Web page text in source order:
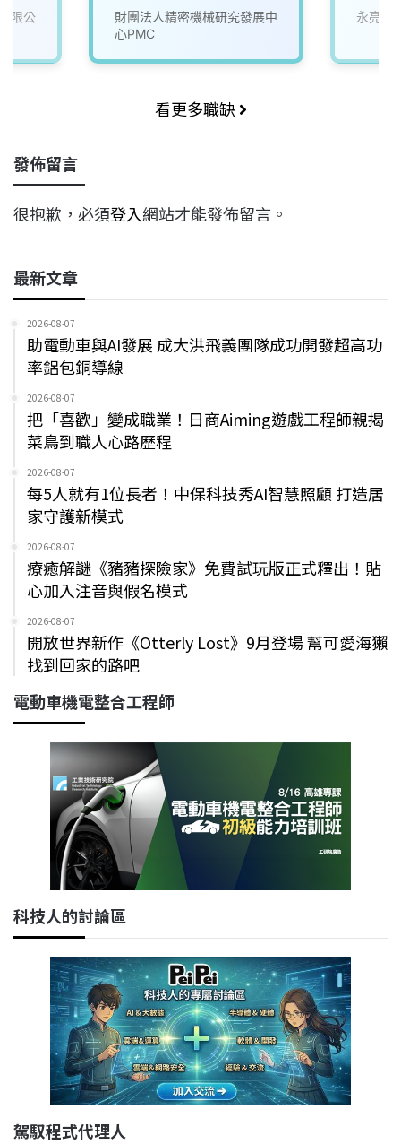
限公
財團法人精密機械研究發展中
心PMC
永亮股
看更多職缺
發佈留言
很抱歉，必須登入網站才能發佈留言。
最新文章
2026-08-07
助電動車與AI發展 成大洪飛義團隊成功開發超高功
率鋁包銅導線
2026-08-07
把「喜歡」變成職業！日商Aiming遊戲工程師親揭
菜鳥到職人心路歷程
2026-08-07
每5人就有1位長者！中保科技秀AI智慧照顧 打造居
家守護新模式
2026-08-07
療癒解謎《豬豬探險家》免費試玩版正式釋出！貼
心加入注音與假名模式
2026-08-07
開放世界新作《Otterly Lost》9月登場 幫可愛海獺
找到回家的路吧
電動車機電整合工程師
科技人的討論區
駕馭程式代理人